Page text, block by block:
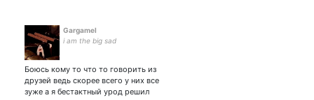
Gargamel
i am the big sad
Боюсь кому то что то говорить из
друзей ведь скорее всего у них все
зуже а я бестактный урод решил